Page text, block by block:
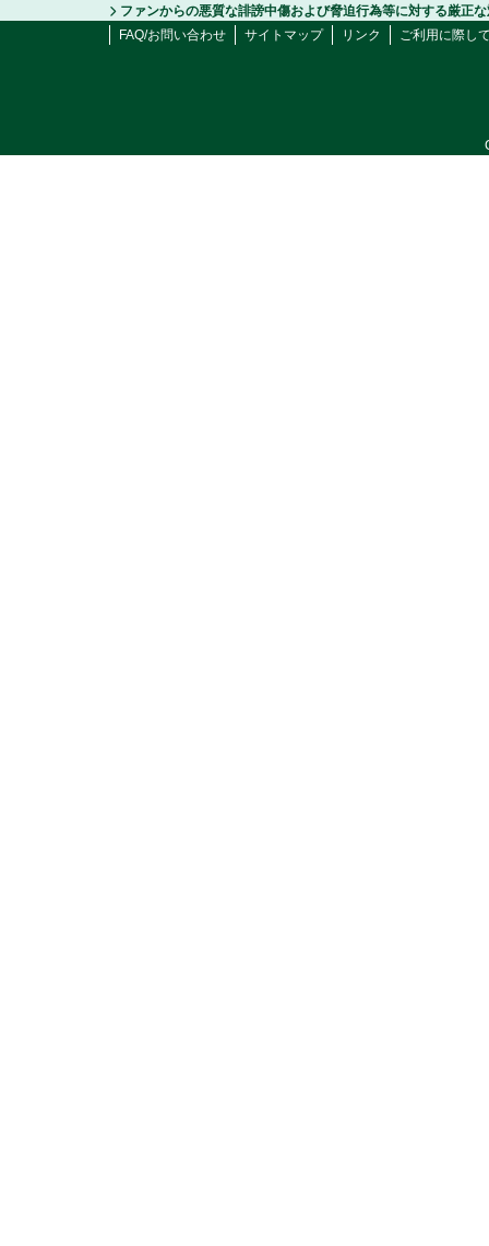
ファンからの悪質な誹謗中傷および脅迫行為等に対する厳正
FAQ/お問い合わせ
サイトマップ リンク ご利用に際し